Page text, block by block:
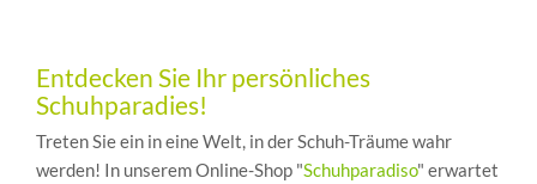
Entdecken Sie Ihr persönliches
Schuhparadies!
Treten Sie ein in eine Welt, in der Schuh-Träume wahr
werden! In unserem Online-Shop "Schuhparadiso" erwartet